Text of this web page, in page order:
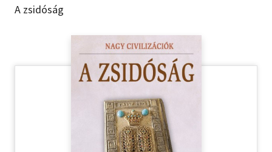
Erotika
Gyermek- és ifjúsági
A zsidóság